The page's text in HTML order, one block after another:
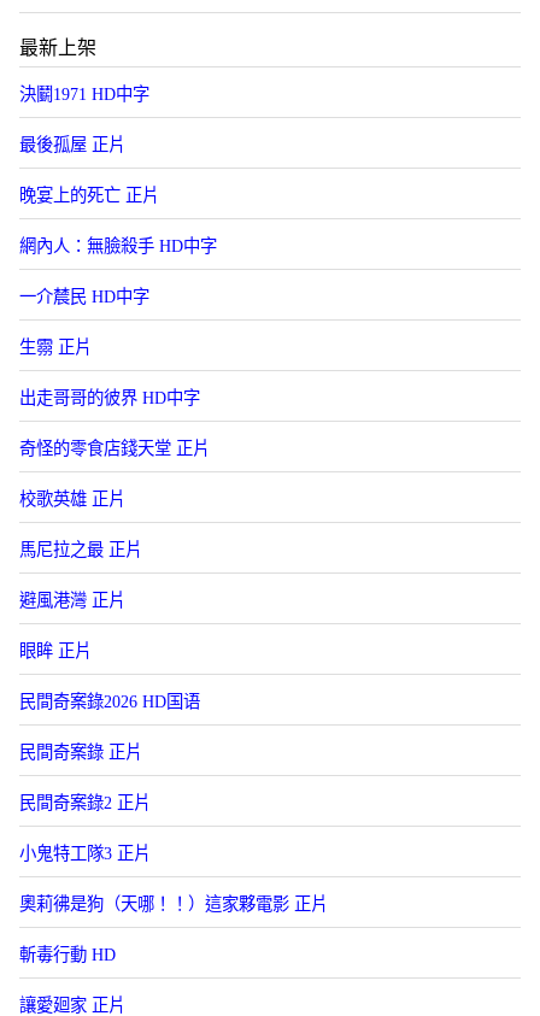
最新上架
決鬭1971 HD中字
最後孤屋 正片
晚宴上的死亡 正片
網內人：無臉殺手 HD中字
一介辳民 HD中字
生霛 正片
出走哥哥的彼界 HD中字
奇怪的零食店錢天堂 正片
校歌英雄 正片
馬尼拉之最 正片
避風港灣 正片
眼眸 正片
民間奇案錄2026 HD国语
民間奇案錄 正片
民間奇案錄2 正片
小鬼特工隊3 正片
奧莉彿是狗（天哪！！）這家夥電影 正片
斬毒行動 HD
讓愛廻家 正片